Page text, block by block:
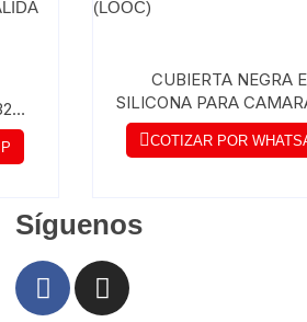
CUBIERTA NEGRA
SILICONA PARA
C26EN-IMOU
COTIZAR POR
Síguenos